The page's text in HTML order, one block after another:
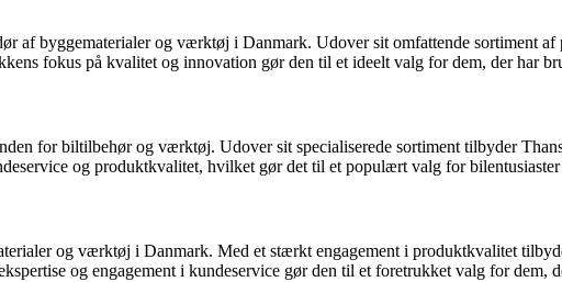
af byggematerialer og værktøj i Danmark. Udover sit omfattende sortiment
fokus på kvalitet og innovation gør den til et ideelt valg for dem, der har
for biltilbehør og værktøj. Udover sit specialiserede sortiment tilbyder
og produktkvalitet, hvilket gør det til et populært valg for
og værktøj i Danmark. Med et stærkt engagement i produktkvalitet
og engagement i kundeservice gør den til et foretrukket valg for dem,